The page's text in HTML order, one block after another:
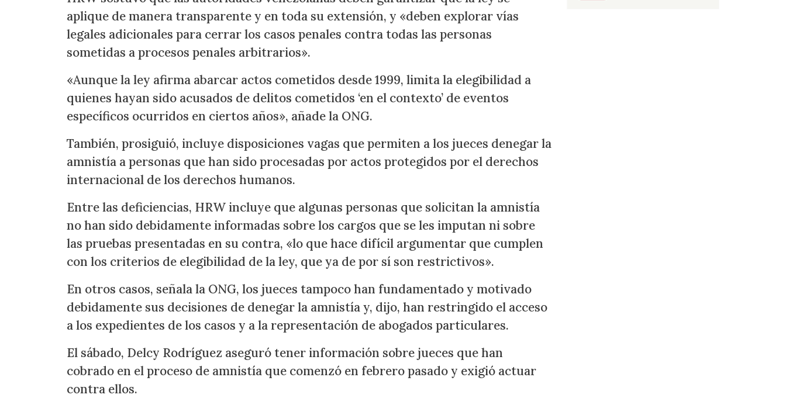
aplique de manera transparente y en toda su extensión, y «deben explorar vías
legales adicionales para cerrar los casos penales contra todas las personas
sometidas a procesos penales arbitrarios».
«Aunque la ley afirma abarcar actos cometidos desde 1999, limita la elegibilidad a
quienes hayan sido acusados de delitos cometidos ‘en el contexto’ de eventos
específicos ocurridos en ciertos años», añade la ONG.
También, prosiguió, incluye disposiciones vagas que permiten a los jueces denegar la
amnistía a personas que han sido procesadas por actos protegidos por el derechos
internacional de los derechos humanos.
Entre las deficiencias, HRW incluye que algunas personas que solicitan la amnistía
no han sido debidamente informadas sobre los cargos que se les imputan ni sobre
las pruebas presentadas en su contra, «lo que hace difícil argumentar que cumplen
con los criterios de elegibilidad de la ley, que ya de por sí son restrictivos».
En otros casos, señala la ONG, los jueces tampoco han fundamentado y motivado
debidamente sus decisiones de denegar la amnistía y, dijo, han restringido el acceso
a los expedientes de los casos y a la representación de abogados particulares.
El sábado, Delcy Rodríguez aseguró tener información sobre jueces que han
cobrado en el proceso de amnistía que comenzó en febrero pasado y exigió actuar
contra ellos.